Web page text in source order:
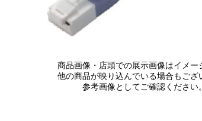
商品画像・店頭での展示画像はイメー
他の商品が映り込んでいる場合もござ
参考画像としてご確認ください。